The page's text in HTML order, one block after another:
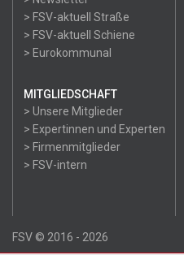
> FSV-aktuell Straße
> FSV-aktuell Schiene
> Eurokommunal
MITGLIEDSCHAFT
> Unsere Mitglieder
> Expertinnen und Experten
> Firmenmitglieder
> FSV-intern
FSV © 2016 - 2026